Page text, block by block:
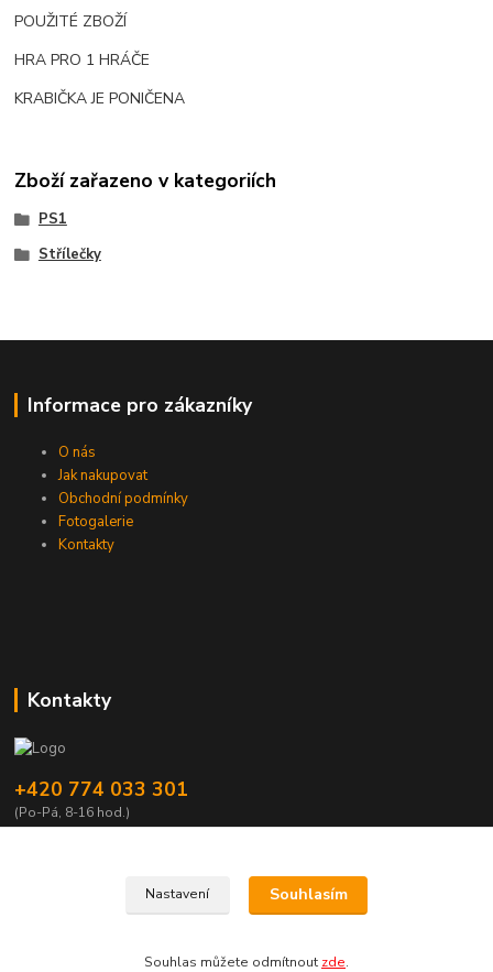
POUŽITÉ ZBOŽÍ
HRA PRO 1 HRÁČE
KRABIČKA JE PONIČENA
Zboží zařazeno v kategoriích
PS1
Střílečky
Informace pro zákazníky
O nás
Jak nakupovat
Obchodní podmínky
Fotogalerie
Kontakty
Kontakty
+420 774 033 301
(Po-Pá, 8-16 hod.)
Nastavení Souhlasím
Souhlas můžete odmítnout zde.